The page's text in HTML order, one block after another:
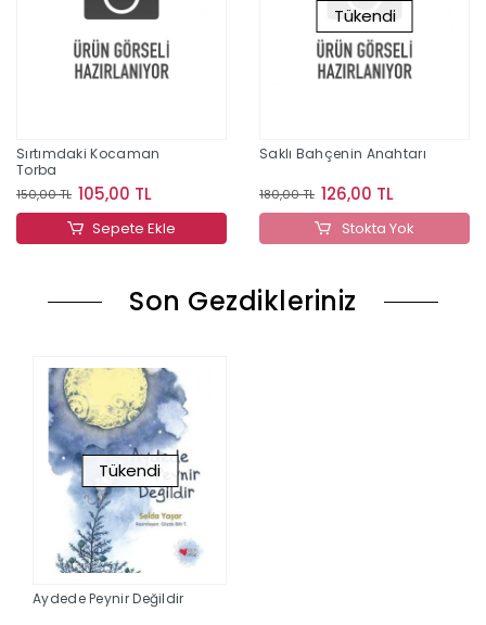
Sırtımdaki Kocaman
Torba
150,00 TL 105,00 TL
Sepete Ekle
Tükendi
Saklı Bahçenin Anahtarı
180,00 TL 126,00 TL
Stokta Yok
Son Gezdikleriniz
Tükendi
Aydede Peynir Değildir